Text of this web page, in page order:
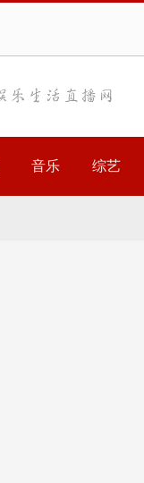
音乐 综艺